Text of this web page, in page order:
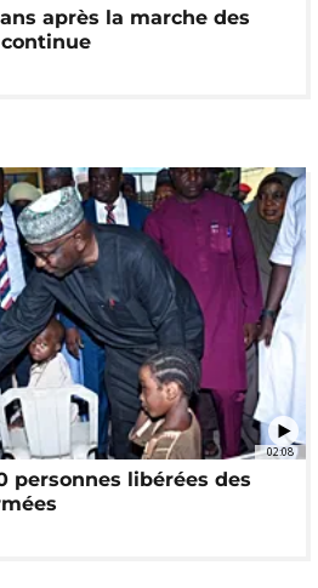
après la marche des
02:08
personnes libérées des